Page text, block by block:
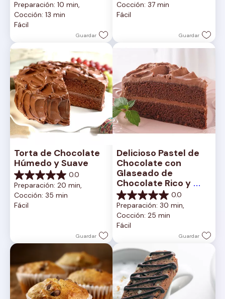
de
5
estrellas.
reseña
Preparación: 10 min,
Cocción: 13 min
Fácil
Guardar
5
estrellas.
Cocción: 37 min
Fácil
Guardar
Torta de Chocolate
Húmedo y Suave
0.0
0.0
de
5
estrellas.
Preparación: 20 min,
Cocción: 35 min
Fácil
Guardar
Delicioso Pastel de
Chocolate con
Glaseado de
Chocolate Rico y
Cremoso
0.0
0.0
de
5
estrellas.
Preparación: 30 min,
Cocción: 25 min
Fácil
Guardar